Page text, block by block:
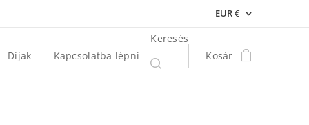
EUR€
Díjak Kapcsolatba lépni
Keresés
Kosár